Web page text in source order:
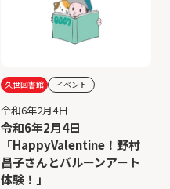
久世図書館 イベント
令和6年2月4日
令和6年2月4日
「HappyValentine！野村
昌子さんとバルーンアート
体験！」